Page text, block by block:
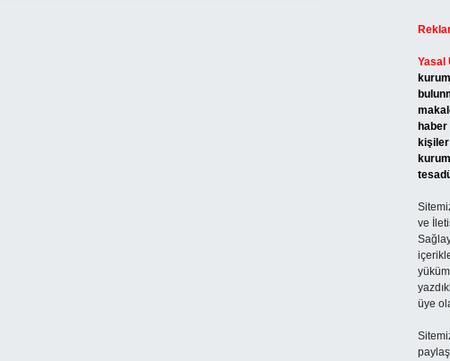
Yasal
kişiler
ve
üye